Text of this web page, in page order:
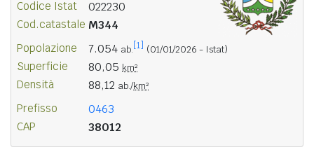
Codice Istat 022230
Cod.catastale M344
Popolazione 7.054 ab. [1] (01/01/2026 - Istat)
Superficie 80,05 km²
Densità 88,12 ab./km²
Prefisso 0463
CAP 38012